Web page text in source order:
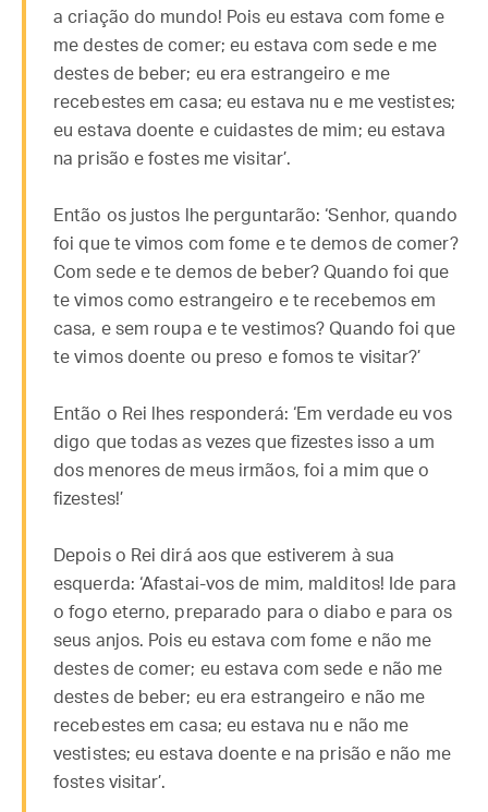
a criação do mundo! Pois eu estava com fome e
me destes de comer; eu estava com sede e me
destes de beber; eu era estrangeiro e me
recebestes em casa; eu estava nu e me vestistes;
eu estava doente e cuidastes de mim; eu estava
na prisão e fostes me visitar’.
Então os justos lhe perguntarão: ‘Senhor, quando
foi que te vimos com fome e te demos de comer?
Com sede e te demos de beber? Quando foi que
te vimos como estrangeiro e te recebemos em
casa, e sem roupa e te vestimos? Quando foi que
te vimos doente ou preso e fomos te visitar?’
Então o Rei lhes responderá: ‘Em verdade eu vos
digo que todas as vezes que fizestes isso a um
dos menores de meus irmãos, foi a mim que o
fizestes!’
Depois o Rei dirá aos que estiverem à sua
esquerda: ‘Afastai-vos de mim, malditos! Ide para
o fogo eterno, preparado para o diabo e para os
seus anjos. Pois eu estava com fome e não me
destes de comer; eu estava com sede e não me
destes de beber; eu era estrangeiro e não me
recebestes em casa; eu estava nu e não me
vestistes; eu estava doente e na prisão e não me
fostes visitar’.